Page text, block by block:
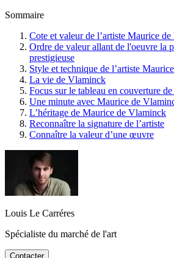
Sommaire
Cote et valeur de l’artiste Maurice
Ordre de valeur allant de l'oeuvre la
prestigieuse
Style et technique de l’artiste
La vie de Vlaminck
Focus sur le tableau en couverture
Une minute avec Maurice de
L’héritage de Maurice de Vlaminck
Reconnaître la signature de l’artiste
Connaître la valeur d’une œuvre
Louis Le Carréres
Spécialiste du marché de l'art
Contacter